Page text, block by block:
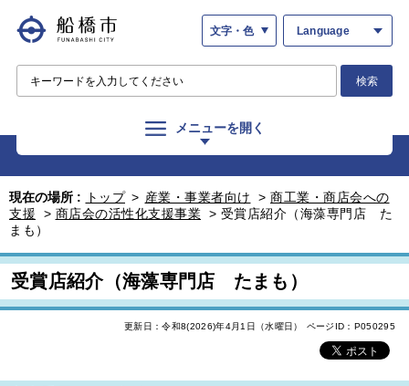
文字・色 Language
検索
メニューを開く
現在の場所 : トップ > 産業・事業者向け > 商工業・商店会への
支援
> 商店会の活性化支援事業 > 受賞店紹介（海藻専門店 た
まも）
受賞店紹介（海藻専門店 たまも）
更新日：令和8(2026)年4月1日（水曜日） ページID：P050295